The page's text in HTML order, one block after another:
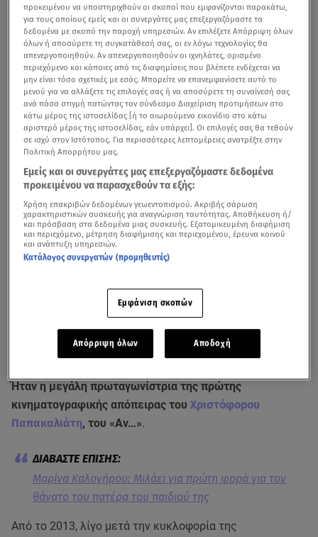
Ήταν η μεγάλη πρωταγωνίστρια της πρώτης
κινηματογραφικής απόπειρας του Χριστόφορου
Παπακαλιάτη, του «Αν…».
Μαρίνα Καλογήρου: Μιλάει για πρώτη φορά για τον
θάνατο του πατέρα του παιδιού της
Από το 2013, λίγο μετά την κυκλοφορία της
προκειμένου να υποστηριχθούν οι σκοποί που εμφανίζονται παρακάτω,
για τους οποίους εμείς και οι συνεργάτες μας επεξεργαζόμαστε τα
δεδομένα με σκοπό την παροχή υπηρεσιών. Αν επιλέξετε Απόρριψη όλων
όλων ή αποσύρετε τη συγκατάθεσή σας, οι εν λόγω τεχνολογίες θα
απενεργοποιηθούν. Αν απενεργοποιηθούν οι ιχνηλάτες, ορισμένο
περιεχόμενο και κάποιες από τις διαφημίσεις που βλέπετε ενδέχεται να
μην είναι τόσο σχετικές με εσάς. Μπορείτε να επανεμφανίσετε αυτό το
μενού για να αλλάξετε τις επιλογές σας ή να αποσύρετε τη συναίνεσή σας
ανά πάσα στιγμή πατώντας τον σύνδεσμο Διαχείριση προτιμήσεων στο
κάτω μέρος της ιστοσελίδας [ή το αιωρούμενο εικονίδιο στο κάτω
αριστερό μέρος της ιστοσελίδας, εάν υπάρχει]. Οι επιλογές σας θα τεθούν
σε ισχύ στον Ιστότοπος. Για περισσότερες λεπτομέρειες ανατρέξτε στην
Πολιτική Απορρήτου μας.
Εμείς και οι συνεργάτες μας επεξεργαζόμαστε δεδομένα
προκειμένου να παρασχεθούν τα εξής:
Χρήση επακριβών δεδομένων γεωεντοπισμού. Ακριβής σάρωση
χαρακτηριστικών συσκευής για αναγνώριση ταυτότητας. Αποθήκευση ή/
και πρόσβαση στα δεδομένα μιας συσκευής. Εξατομικευμένη διαφήμιση
και περιεχόμενο, μέτρηση διαφήμισης και περιεχομένου, έρευνα κοινού
και ανάπτυξη υπηρεσιών.
Κατάλογος συνεργατών (προμηθευτές)
Εμφάνιση σκοπών
Απόρριψη όλων Αποδοχή